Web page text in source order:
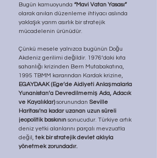
Bugün kamuoyunda “Mavi Vatan Yasası”
olarak anılan düzenleme ihtiyacı aslında
yaklaşık yarım asırlık bir stratejik
mücadelenin ürünüdür.
Çünkü mesele yalnızca bugünün Doğu
Akdeniz gerilimi değildir. 1976’daki kıta
sahanlığı krizinden Bern Mutabakatına,
1995 TBMM kararından Kardak krizine,
EGAYDAAK (Ege’de Aidiyeti Anlaşmalarla
Yunanistan’a Devredilmemiş Ada, Adacık
ve Kayalıklar) sorunundan Seville
Haritası'na kadar uzanan uzun süreli
jeopolitik baskının sonucudur. Türkiye artık
deniz yetki alanlarını parçalı mevzuatla
değil, tek bir stratejik devlet aklıyla
yönetmek zorundadır.